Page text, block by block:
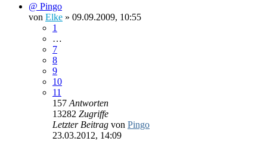
@ Pingo
von Elke » 09.09.2009, 10:55
1
…
7
8
9
10
11
157 Antworten
13282 Zugriffe
Letzter Beitrag von Pingo
23.03.2012, 14:09